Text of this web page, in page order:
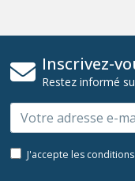
Inscrivez-
Restez informé
Email
J'accepte les